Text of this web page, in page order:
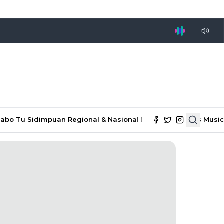
Tu Sidimpuan Regional & Nasional Ekonomi & Bisnis Music